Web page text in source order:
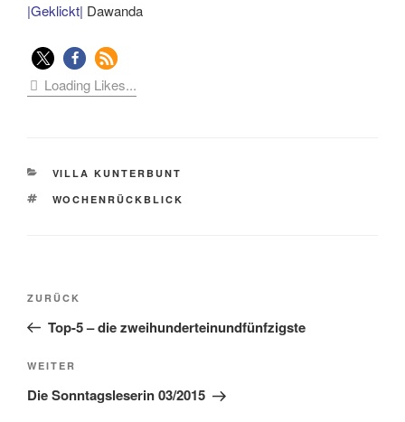
|Geklickt| Dawanda
Loading Likes...
KATEGORIEN
VILLA KUNTERBUNT
SCHLAGWÖRTER
WOCHENRÜCKBLICK
Beitragsnavigation
Vorheriger
Beitrag
ZURÜCK
Top-5 – die zweihunderteinundfünfzigste
Nächster
Beitrag
WEITER
Die Sonntagsleserin 03/2015